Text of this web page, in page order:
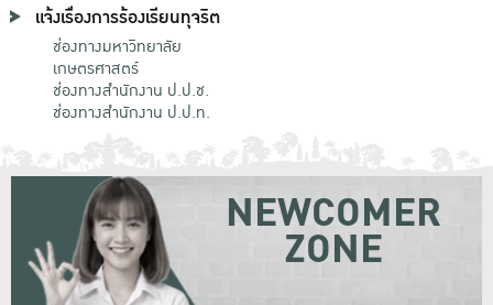
แจ้งเรื่องการร้องเรียนทุจริต
ช่องทางมหาวิทยาลัย
เกษตรศาสตร์
ช่องทางสำนักงาน ป.ป.ช.
ช่องทางสำนักงาน ป.ป.ท.
NEWCOMER
ZONE